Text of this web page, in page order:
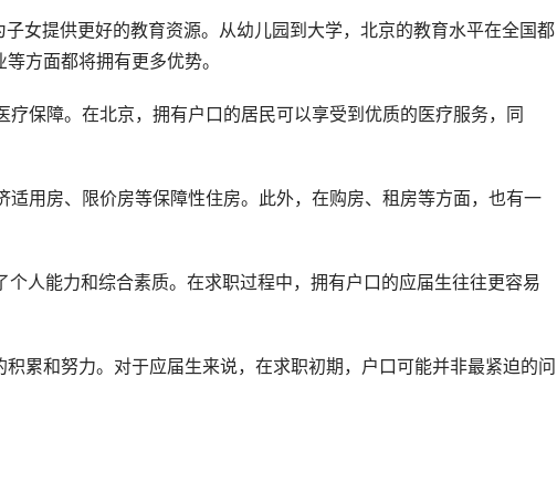
女提供更好的教育资源。从幼儿园到大学，北京的教育水平在全国都
方面都将拥有更多优势。
保障。在北京，拥有户口的居民可以享受到优质的医疗服务，同
用房、限价房等保障性住房。此外，在购房、租房等方面，也有一
人能力和综合素质。在求职过程中，拥有户口的应届生往往更容易
累和努力。对于应届生来说，在求职初期，户口可能并非最紧迫的问